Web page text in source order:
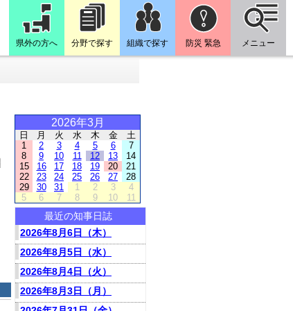
県外の方へ 分野で探す 組織で探す 防災 緊急 メニュー
2026年3月
日 月 火 水 木 金
土
1
2 3 4 5 6
7
8
9 10 11 12 13
14
15
16 17 18 19 20
21
22
23 24 25 26 27
28
29
30 31 1 2 3
4
5
6 7 8 9 10 11
最近の知事日誌
2026年8月6日（木）
2026年8月5日（水）
2026年8月4日（火）
2026年8月3日（月）